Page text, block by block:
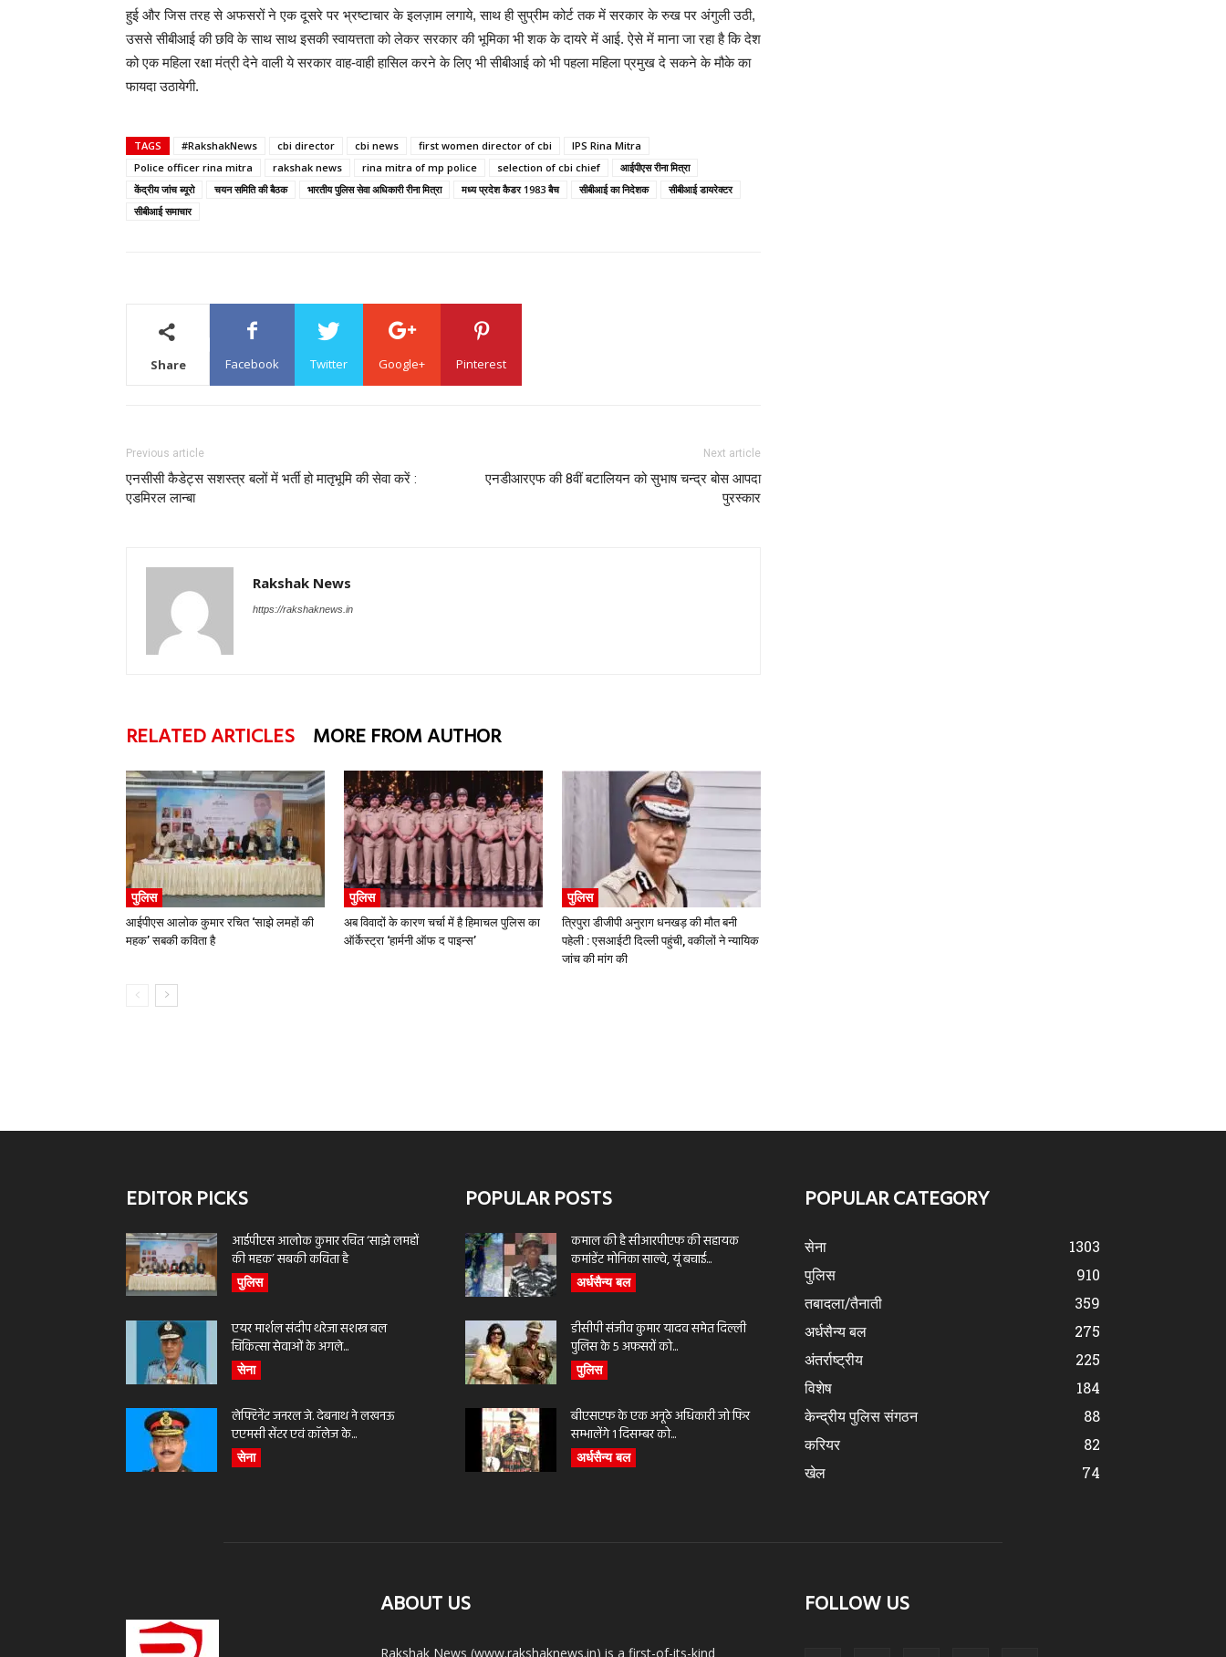
हुई और जिस तरह से अफसरों ने एक दूसरे पर भ्रष्टाचार के इलज़ाम लगाये, साथ ही सुप्रीम कोर्ट तक में सरकार के रुख पर अंगुली उठी,
उससे सीबीआई की छवि के साथ साथ इसकी स्वायत्तता को लेकर सरकार की भूमिका भी शक के दायरे में आई. ऐसे में माना जा रहा है कि देश
को एक महिला रक्षा मंत्री देने वाली ये सरकार वाह-वाही हासिल करने के लिए भी सीबीआई को भी पहला महिला प्रमुख दे सकने के मौके का
फायदा उठायेगी.
TAGS #RakshakNews cbi director cbi news first women director of cbi
IPS Rina Mitra
Police officer rina mitra
rakshak news rina mitra of mp police selection of cbi chief
आईपीएस रीना मित्रा
केंद्रीय जांच ब्यूरो
चयन समिति की बैठक भारतीय पुलिस सेवा अधिकारी रीना मित्रा मध्य प्रदेश कैडर 1983 बैच सीबीआई का निदेशक
सीबीआई डायरेक्टर
सीबीआई समाचार
Share Facebook Twitter Google+ Pinterest
Previous article
एनसीसी कैडेट्स सशस्त्र बलों में भर्ती हो मातृभूमि की सेवा करें :
एडमिरल लान्बा
Next article
एनडीआरएफ की 8वीं बटालियन को सुभाष चन्द्र बोस आपदा
पुरस्कार
Rakshak News
https://rakshaknews.in
RELATED ARTICLES MORE FROM AUTHOR
पुलिस
आईपीएस आलोक कुमार रचित ‘साझे लमहों की
महक’ सबकी कविता है
पुलिस
अब विवादों के कारण चर्चा में है हिमाचल पुलिस का
ऑर्केस्ट्रा ‘हार्मनी ऑफ द पाइन्स’
पुलिस
त्रिपुरा डीजीपी अनुराग धनखड़ की मौत बनी
पहेली : एसआईटी दिल्ली पहुंची, वकीलों ने न्यायिक
जांच की मांग की
EDITOR PICKS
आईपीएस आलोक कुमार रचित ‘साझे लमहों
की महक’ सबकी कविता है
पुलिस
एयर मार्शल संदीप थरेजा सशस्त्र बल
चिकित्सा सेवाओं के अगले...
सेना
लेफ्टिनेंट जनरल जे. देबनाथ ने लखनऊ
एएमसी सेंटर एवं कॉलेज के...
सेना
POPULAR POSTS
कमाल की है सीआरपीएफ की सहायक
कमांडेंट मोनिका साल्वे, यूं बचाई...
अर्धसैन्य बल
डीसीपी संजीव कुमार यादव समेत दिल्ली
पुलिस के 5 अफसरों को...
पुलिस
बीएसएफ के एक अनूठे अधिकारी जो फिर
सम्भालेंगे 1 दिसम्बर को...
अर्धसैन्य बल
POPULAR CATEGORY
सेना
1303
पुलिस
910
तबादला/तैनाती
359
अर्धसैन्य बल
275
अंतर्राष्ट्रीय
225
विशेष
184
केन्द्रीय पुलिस संगठन
88
करियर
82
खेल
74
ABOUT US
Rakshak News (www.rakshaknews.in) is a first-of-its-kind
FOLLOW US